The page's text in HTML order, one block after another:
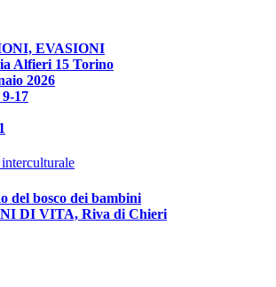
EVASIONI
Alfieri 15 Torino
2026
17
del bosco dei bambini
DI VITA, Riva di Chieri